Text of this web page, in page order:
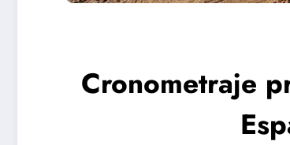
Cronometraje